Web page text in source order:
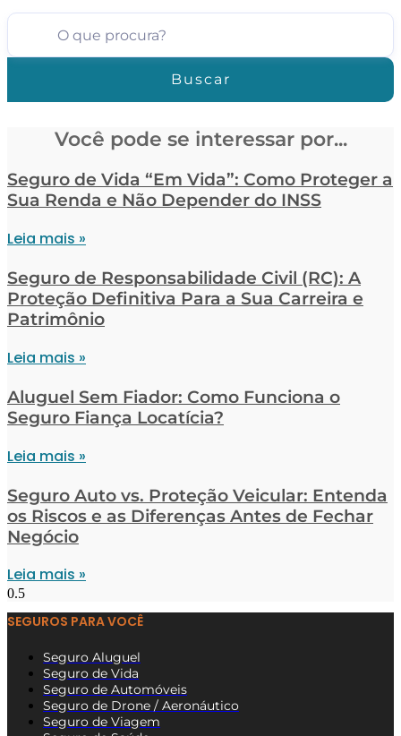
Buscar
Você pode se interessar por...
Seguro de Vida “Em Vida”: Como Proteger a
Sua Renda e Não Depender do INSS
Leia mais »
Seguro de Responsabilidade Civil (RC): A
Proteção Definitiva Para a Sua Carreira e
Patrimônio
Leia mais »
Aluguel Sem Fiador: Como Funciona o
Seguro Fiança Locatícia?
Leia mais »
Seguro Auto vs. Proteção Veicular: Entenda
os Riscos e as Diferenças Antes de Fechar
Negócio
Leia mais »
SEGUROS PARA VOCÊ
Seguro Aluguel
Seguro de Vida
Seguro de Automóveis
Seguro de Drone / Aeronáutico
Seguro de Viagem